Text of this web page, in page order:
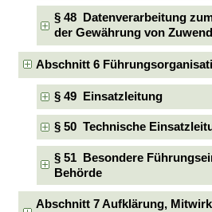
§ 48 Datenverarbeitung
der Gewährung von
Abschnitt 6
§ 49 Einsatzleitung
§ 50 Technische
§ 51 Besondere
Behörde
Abschnitt 7 Aufklärung,